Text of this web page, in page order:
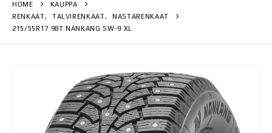
HOME
KAUPPA
RENKAAT, TALVIRENKAAT,
NASTARENKAAT
215/55R17 98T NANKANG SW-9 XL